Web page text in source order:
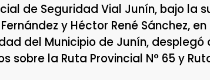
de Seguridad Vial Junín, bajo la
y Héctor René Sánchez,
del Municipio de Junín,
sobre la Ruta Provincial N° 65 y